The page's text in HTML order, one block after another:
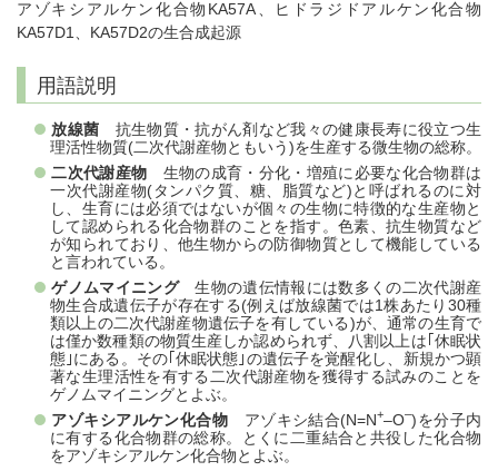
アゾキシアルケン化合物KA57A、ヒドラジドアルケン化合物
KA57D1、KA57D2の生合成起源
用語説明
放線菌 抗生物質・抗がん剤など我々の健康長寿に役立つ生
理活性物質(二次代謝産物ともいう)を生産する微生物の総称。
二次代謝産物 生物の成育・分化・増殖に必要な化合物群は
一次代謝産物(タンパク質、糖、脂質など)と呼ばれるのに対
し、生育には必須ではないが個々の生物に特徴的な生産物と
して認められる化合物群のことを指す。色素、抗生物質など
が知られており、他生物からの防御物質として機能している
と言われている。
ゲノムマイニング生物の遺伝情報には数多くの二次代謝産
物生合成遺伝子が存在する(例えば放線菌では1株あたり30種
類以上の二次代謝産物遺伝子を有している)が、通常の生育で
は僅か数種類の物質生産しか認められず、八割以上は｢休眠状
態｣にある。その｢休眠状態｣の遺伝子を覚醒化し、新規かつ顕
著な生理活性を有する二次代謝産物を獲得する試みのことを
ゲノムマイニングとよぶ。
アゾキシアルケン化合物 アゾキシ結合(N=N+–O–)を分子内
に有する化合物群の総称。とくに二重結合と共役した化合物
をアゾキシアルケン化合物とよぶ。